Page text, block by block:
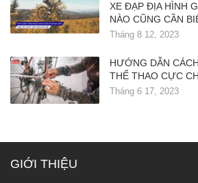
XE ĐẠP ĐỊA HÌNH
NÀO CŨNG CẦN
Tháng 8 12, 2023
HƯỚNG DẪN
THỂ THAO CỰC
Tháng 6 17, 2023
GIỚI THIỆU